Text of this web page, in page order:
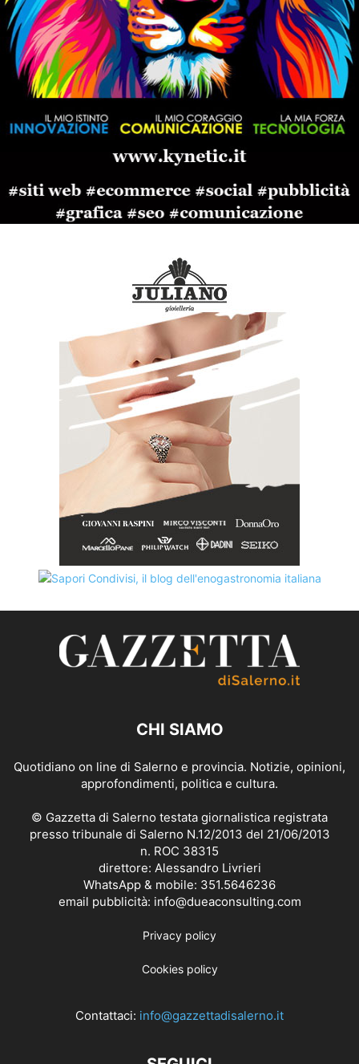
CHI SIAMO
Quotidiano on line di Salerno e provincia. Notizie, opinioni,
approfondimenti, politica e cultura.
© Gazzetta di Salerno testata giornalistica registrata
presso tribunale di Salerno N.12/2013 del 21/06/2013
n. ROC 38315
direttore: Alessandro Livrieri
WhatsApp & mobile: 351.5646236
email pubblicità: info@dueaconsulting.com
Privacy policy
Cookies policy
Contattaci: info@gazzettadisalerno.it